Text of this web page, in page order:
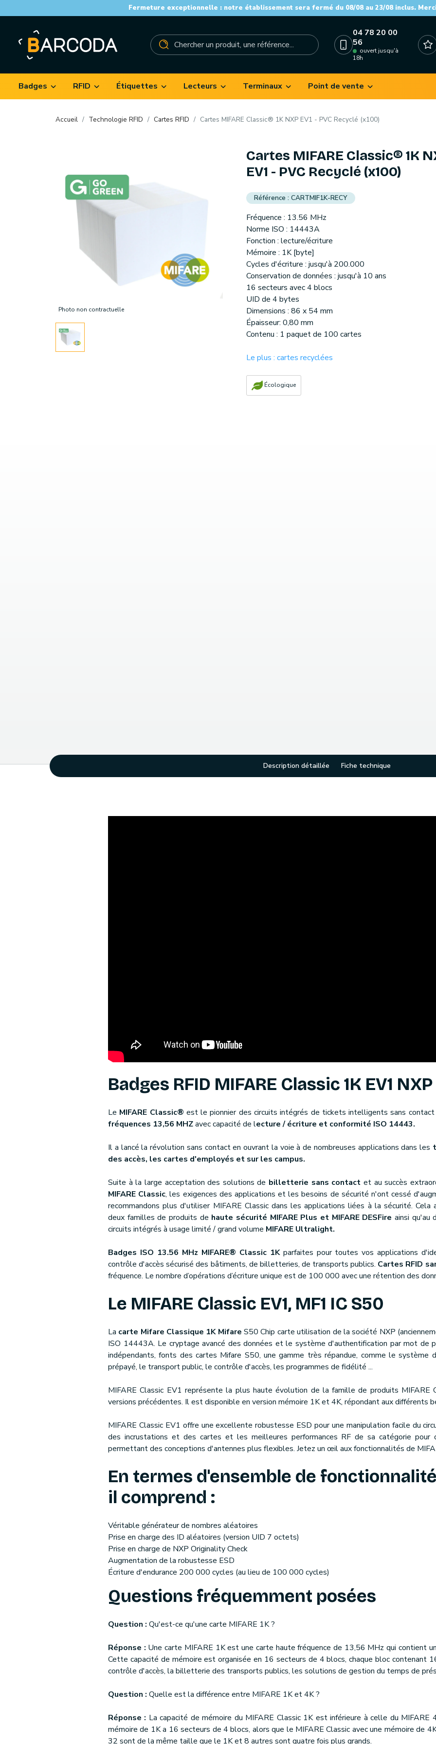
Fermeture exceptionnelle : notre établissement sera fermé du 08/08 au 23/08 inclus.
04 78 20 00
56
ouvert jusqu'à
18h
Badges RFID Étiquettes Lecteurs Terminaux Point de vente
Accueil Technologie RFID Cartes RFID Cartes MIFARE Classic® 1K NXP EV1 - PVC Recyclé (x100)
Photo non contractuelle
Cartes MIFARE Classic® 1K
EV1 - PVC Recyclé (x100)
CARTMIF1K-RECY
Fréquence : 13.56 MHz
Norme ISO : 14443A
Fonction : lecture/écriture
Mémoire : 1K [byte]
Cycles d'écriture : jusqu'à 200.000
Conservation de données : jusqu'à 10 ans
16 secteurs avec 4 blocs
UID de 4 bytes
Dimensions : 86 x 54 mm
Épaisseur: 0,80 mm
Contenu : 1 paquet de 100 cartes
Le plus : cartes recyclées
Écologique
Description détaillée Fiche technique
Badges RFID MIFARE Classic 1K EV1 NXP
Le MIFARE Classic® est le pionnier des circuits intégrés de tickets intelligents sans
fréquences 13,56 MHZavec capacité de lecture / écriture et conformité ISO 14443.
Il a lancé la révolution sans contact en ouvrant la voie à de nombreuses applications dans les
des accès, les cartes d'employés et sur les campus.
Suite à la large acceptation des solutions de billetterie sans contact et au succès
MIFARE Classic, les exigences des applications et les besoins de sécurité n'ont cessé
recommandons plus d'utiliser MIFARE Classic dans les applications liées à la sécurité.
deux familles de produits de haute sécurité MIFARE Plus et MIFARE DESFire ainsi qu'au
circuits intégrés à usage limité / grand volume MIFARE Ultralight.
Badges ISO 13.56 MHz MIFARE® Classic 1Kparfaites pour toutes vos applications
contrôle d'accès sécurisé des bâtiments, de billetteries, de transports publics. Cartes RFID
fréquence. Le nombre d’opérations d’écriture unique est de 100 000 avec une rétention des
Le MIFARE Classic EV1, MF1 IC S50
La carte Mifare Classique 1K Mifare S50 Chip carte utilisation de la société NXP
ISO 14443A. Le cryptage avancé des données et le système d'authentification par mot de
indépendants, fonts des cartes Mifare S50, une gamme très répandue, comme le
prépayé, le transport public, le contrôle d'accès, les programmes de fidélité ...
MIFARE Classic EV1 représente la plus haute évolution de la famille de produits MIFARE
versions précédentes. Il est disponible en version mémoire 1K et 4K, répondant aux différents
MIFARE Classic EV1 offre une excellente robustesse ESD pour une manipulation facile du
des incrustations et des cartes et les meilleures performances RF de sa catégorie pour
permettant des conceptions d'antennes plus flexibles. Jetez un œil aux fonctionnalités de
En termes d'ensemble de
il comprend :
Véritable générateur de nombres aléatoires
Prise en charge des ID aléatoires (version UID 7 octets)
Prise en charge de NXP Originality Check
Augmentation de la robustesse ESD
Écriture d'endurance 200 000 cycles (au lieu de 100 000 cycles)
Questions fréquemment posées
Question : Qu'est-ce qu'une carte MIFARE 1K ?
Réponse : Une carte MIFARE 1K est une carte haute fréquence de 13,56 MHz qui contient
Cette capacité de mémoire est organisée en 16 secteurs de 4 blocs, chaque bloc contenant
contrôle d'accès, la billetterie des transports publics, les solutions de gestion du temps de
Question : Quelle est la différence entre MIFARE 1K et 4K ?
Réponse : La capacité de mémoire du MIFARE Classic 1K est inférieure à celle du MIFARE
mémoire de 1K a 16 secteurs de 4 blocs, alors que le MIFARE Classic avec une mémoire de
32 sont de la même taille que le 1K et 8 autres sont quatre fois plus grands.